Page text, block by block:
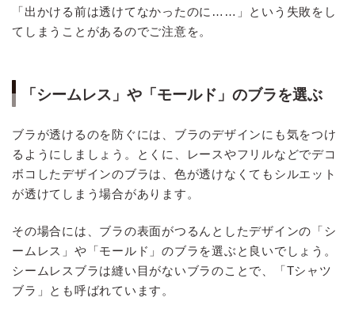
「出かける前は透けてなかったのに……」という失敗をし
てしまうことがあるのでご注意を。
「シームレス」や「モールド」のブラを選ぶ
ブラが透けるのを防ぐには、ブラのデザインにも気をつけ
るようにしましょう。とくに、レースやフリルなどでデコ
ボコしたデザインのブラは、色が透けなくてもシルエット
が透けてしまう場合があります。
その場合には、ブラの表面がつるんとしたデザインの「シ
ームレス」や「モールド」のブラを選ぶと良いでしょう。
シームレスブラは縫い目がないブラのことで、「Tシャツ
ブラ」とも呼ばれています。